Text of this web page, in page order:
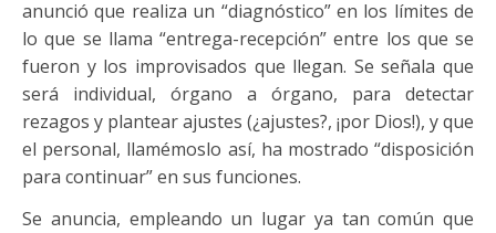
anunció que realiza un “diagnóstico” en los límites de
lo que se llama “entrega-recepción” entre los que se
fueron y los improvisados que llegan. Se señala que
será individual, órgano a órgano, para detectar
rezagos y plantear ajustes (¿ajustes?, ¡por Dios!), y que
el personal, llamémoslo así, ha mostrado “disposición
para continuar” en sus funciones.
Se anuncia, empleando un lugar ya tan común que